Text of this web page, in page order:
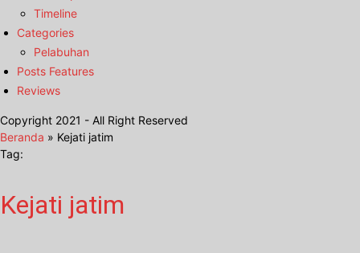
Timeline
Categories
Pelabuhan
Posts Features
Reviews
Copyright 2021 - All Right Reserved
Beranda » Kejati jatim
Tag:
Kejati jatim